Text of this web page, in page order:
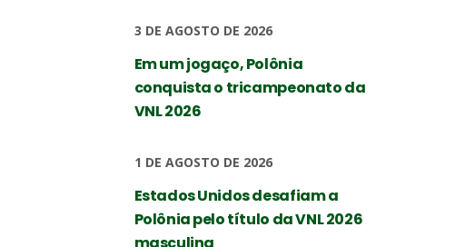
3 DE AGOSTO DE 2026
Em um jogaço, Polônia
conquista o tricampeonato da
VNL 2026
1 DE AGOSTO DE 2026
Estados Unidos desafiam a
Polônia pelo título da VNL 2026